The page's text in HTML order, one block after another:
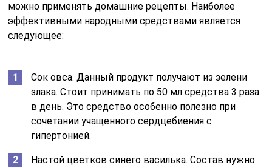
можно применять домашние рецепты. Наиболее
эффективными народными средствами является
следующее:
Сок овса. Данный продукт получают из зелени
злака. Стоит принимать по 50 мл средства 3 раза
в день. Это средство особенно полезно при
сочетании учащенного сердцебиения с
гипертонией.
Настой цветков синего василька. Состав нужно